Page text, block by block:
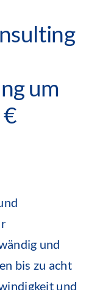
um
und
bis zu acht
und